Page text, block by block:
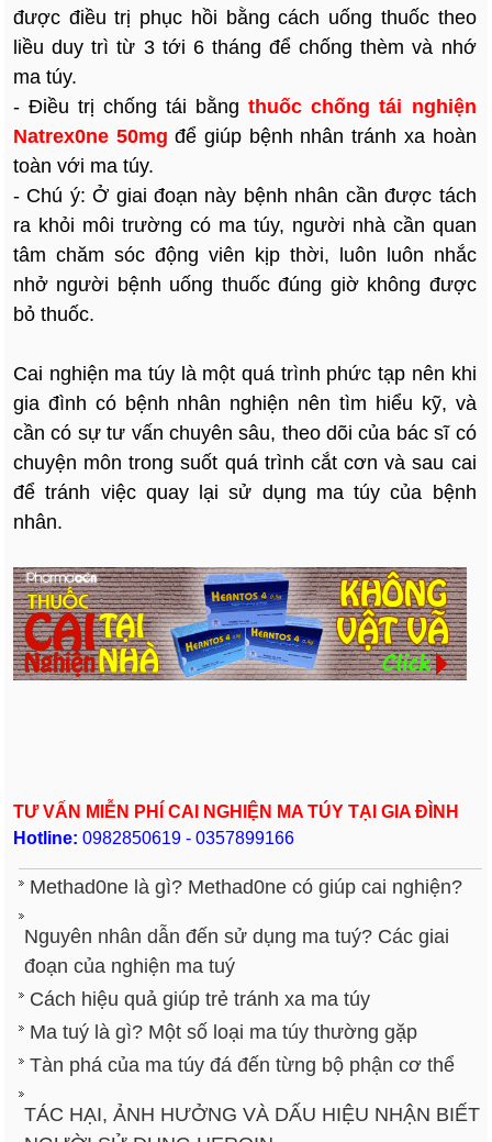
được điều trị phục hồi bằng cách uống thuốc theo
liều duy trì từ 3 tới 6 tháng để chống thèm và nhớ
ma túy.
- Điều trị chống tái bằngthuốc chống tái nghiện
Natrex0ne 50mgđể giúp bệnh nhân tránh xa hoàn
toàn với ma túy.
- Chú ý: Ở giai đoạn này bệnh nhân cần được tách
ra khỏi môi trường có ma túy, người nhà cần quan
tâm chăm sóc động viên kịp thời, luôn luôn nhắc
nhở người bệnh uống thuốc đúng giờ không được
bỏ thuốc.
Cai nghiện ma túy là một quá trình phức tạp nên khi
gia đình có bệnh nhân nghiện nên tìm hiểu kỹ, và
cần có sự tư vấn chuyên sâu, theo dõi của bác sĩ có
chuyện môn trong suốt quá trình cắt cơn và sau cai
để tránh việc quay lại sử dụng ma túy của bệnh
nhân.
TƯ VẤN MIỄN PHÍ CAI NGHIỆN MA TÚY TẠI GIA ĐÌNH
Hotline: 0982850619 - 0357899166
Methad0ne là gì? Methad0ne có giúp cai nghiện?
Nguyên nhân dẫn đến sử dụng ma tuý? Các giai
đoạn của nghiện ma tuý
Cách hiệu quả giúp trẻ tránh xa ma túy
Ma tuý là gì? Một số loại ma túy thường gặp
Tàn phá của ma túy đá đến từng bộ phận cơ thể
TÁC HẠI, ẢNH HƯỞNG VÀ DẤU HIỆU NHẬN BIẾT